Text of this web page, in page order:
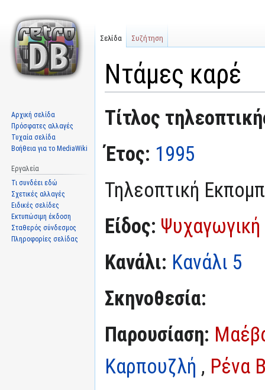
Ντάμες καρέ
Μετάβαση
στην
Πήδηση
στην
Τίτλος
Έτος: 1995
Τηλεοπτική
Είδος: Ψυχαγωγική
Κανάλι: Κανάλι 5
Σκηνοθεσία:
Παρουσίαση:
Καρπουζλή , Ρένα
Σελίδα Συζήτηση
Αρχική σελίδα
Πρόσφατες αλλαγές
Τυχαία σελίδα
Βοήθεια για το MediaWiki
Εργαλεία
Τι συνδέει εδώ
Σχετικές αλλαγές
Ειδικές σελίδες
Εκτυπώσιμη έκδοση
Σταθερός σύνδεσμος
Πληροφορίες σελίδας